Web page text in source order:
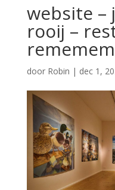
website –
rooij –
door Robin | dec 1,